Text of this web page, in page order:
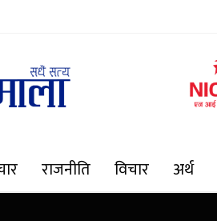
राजनीति विचार अर्थ